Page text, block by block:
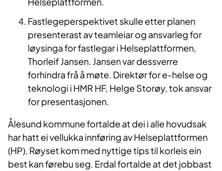
Fastlegeperspektivet skulle etter planen
presenterast av teamleiar og ansvarleg for
løysinga for fastlegar i Helseplattformen,
Thorleif Jansen. Jansen var dessverre
forhindra frå å møte. Direktør for e-helse og
teknologi i HMR HF, Helge Storøy, tok ansvar
for presentasjonen.
Ålesund kommune fortalde at dei i alle hovudsak
har hatt ei vellukka innføring av Helseplattformen
(HP). Røyset kom med nyttige tips til korleis ein
best kan førebu seg. Erdal fortalde at det jobbast